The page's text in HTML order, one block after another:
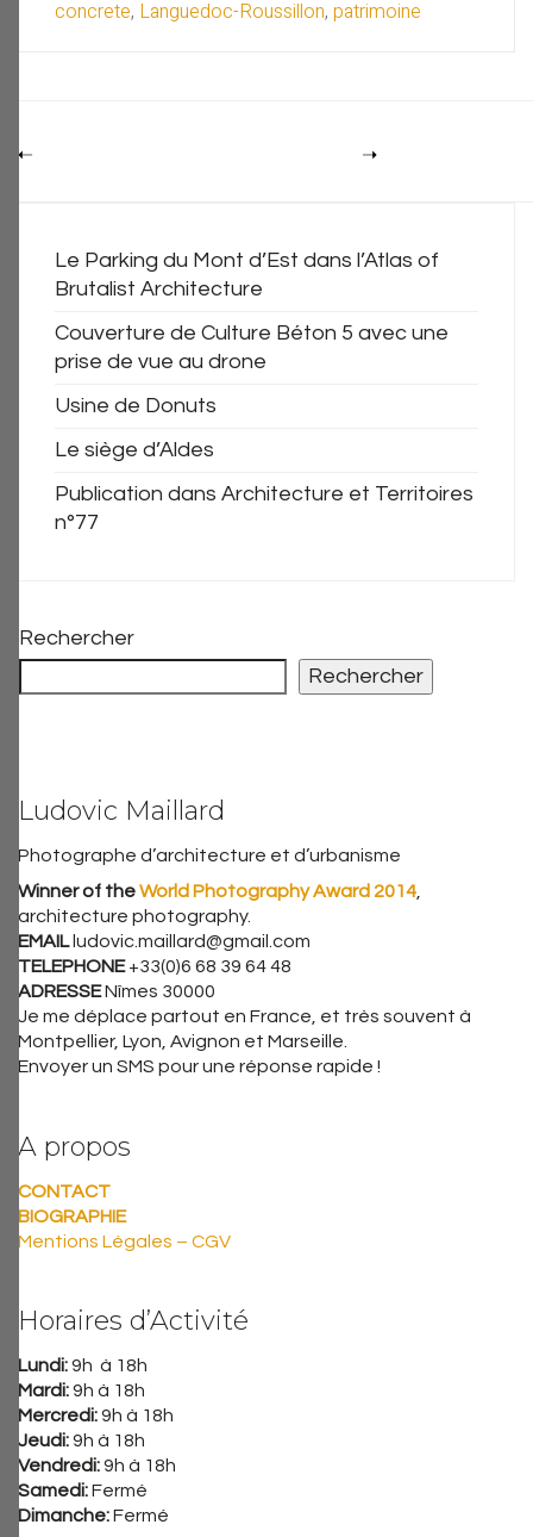
concrete, Languedoc-Roussillon, patrimoine
Le Parking du Mont d’Est dans l’Atlas of
Brutalist Architecture
Couverture de Culture Béton 5 avec une
prise de vue au drone
Usine de Donuts
Le siège d’Aldes
Publication dans Architecture et Territoires
n°77
Rechercher
Rechercher
Ludovic Maillard
Photographe d’architecture et d’urbanisme
Winner of theWorld Photography Award 2014,
architecture photography.
EMAIL ludovic.maillard@gmail.com
TELEPHONE+33(0)6 68 39 64 48
ADRESSENîmes 30000
Je me déplace partout en France, et très souvent à
Montpellier, Lyon, Avignon et Marseille.
Envoyer un SMS pour une réponse rapide !
A propos
CONTACT
BIOGRAPHIE
Mentions Légales – CGV
Horaires d’Activité
Lundi:9h à 18h
Mardi:9h à 18h
Mercredi:9h à 18h
Jeudi:9h à 18h
Vendredi:9h à 18h
Samedi:Fermé
Dimanche:Fermé